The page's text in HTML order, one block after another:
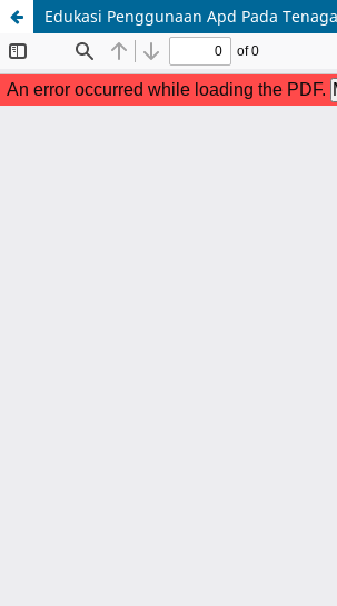
Edukasi Penggunaan Apd Pada